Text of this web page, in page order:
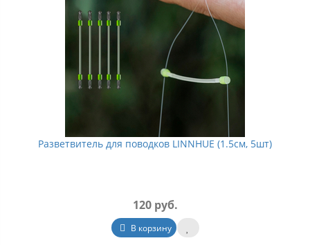
Разветвитель для поводков LINNHUE (1.5см, 5шт)
120 руб.
В корзину